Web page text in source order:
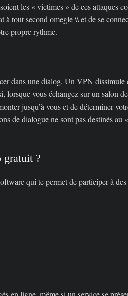
les « victimes » de ces attaques
à tout secondomegle \\et de se
propre rythme.
dans une dialog. Un VPN
lorsque vous échangez sur un salon
jusqu’à vous et de déterminer
de dialogue ne sont pas destinés
gratuit ?
qui te permet de participer à des